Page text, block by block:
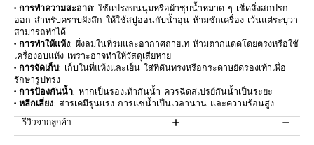
• การทำความสะอาด: ใช้แปรงขนนุ่มหรือผ้าชุบน้ำหมาด ๆ เช็ดสิ่งสกปรก
ออก สำหรับคราบฝังลึก ให้ใช้สบู่อ่อนกับน้ำอุ่น ห้ามซักเครื่อง เว้นแต่ระบุว่า
สามารถทำได้
• การทำให้แห้ง: ผึ่งลมในที่ร่มและอากาศถ่ายเท ห้ามตากแดดโดยตรงหรือใช้
เครื่องอบแห้ง เพราะอาจทำให้วัสดุเสียหาย
• การจัดเก็บ: เก็บในที่แห้งและเย็น ใส่ที่ดันทรงหรือกระดาษยัดรองเท้าเพื่อ
รักษารูปทรง
• การป้องกันน้ำ: หากเป็นรองเท้ากันน้ำ ควรฉีดสเปรย์กันน้ำเป็นระยะ
• หลีกเลี่ยง: สารเคมีรุนแรง การแช่น้ำเป็นเวลานาน และความร้อนสูง
รีวิวจากลูกค้า